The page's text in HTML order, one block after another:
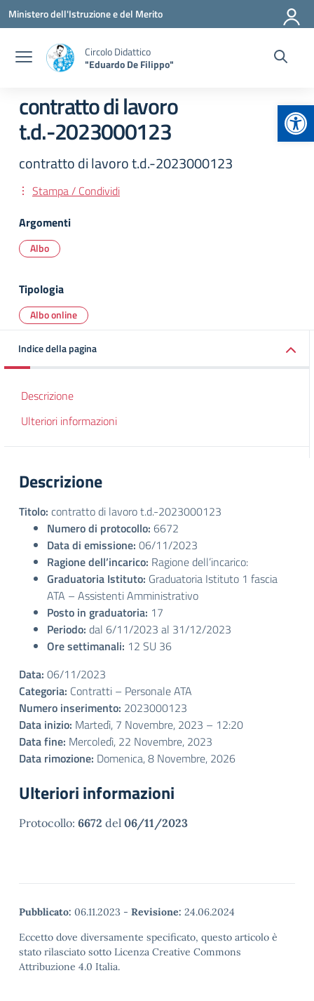
Vai ai contenuti
Vai al menu di navigazione
Vai al footer
Ministero dell'Istruzione e del Merito
Circolo Didattico
"Eduardo De Filippo"
contratto di lavoro
t.d.-2023000123
contratto di lavoro t.d.-2023000123
Stampa / Condividi
Argomenti
Albo
Tipologia
Albo online
Indice della pagina
Descrizione
Ulteriori informazioni
Descrizione
Titolo: contratto di lavoro t.d.-2023000123
Numero di protocollo: 6672
Data di emissione: 06/11/2023
Ragione dell’incarico: Ragione dell’incarico:
Graduatoria Istituto: Graduatoria Istituto 1 fascia
ATA – Assistenti Amministrativo
Posto in graduatoria: 17
Periodo: dal 6/11/2023 al 31/12/2023
Ore settimanali: 12 SU 36
Data: 06/11/2023
Categoria: Contratti – Personale ATA
Numero inserimento: 2023000123
Data inizio: Martedì, 7 Novembre, 2023 – 12:20
Data fine: Mercoledì, 22 Novembre, 2023
Data rimozione: Domenica, 8 Novembre, 2026
Ulteriori informazioni
Protocollo: 6672 del 06/11/2023
Pubblicato: 06.11.2023 - Revisione: 24.06.2024
Eccetto dove diversamente specificato, questo articolo è
stato rilasciato sotto Licenza Creative Commons
Attribuzione 4.0 Italia.